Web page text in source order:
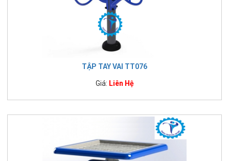
TẬP TAY VAI TT076
Giá: Liên Hệ